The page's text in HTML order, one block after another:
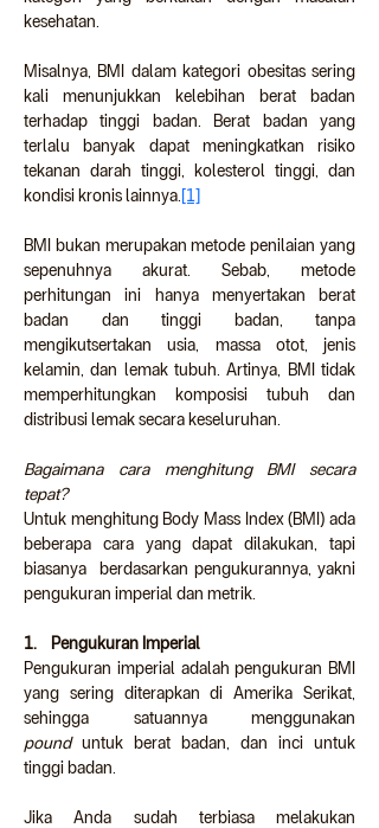
kesehatan.
Misalnya, BMI dalam kategori obesitas sering
kali menunjukkan kelebihan berat badan
terhadap tinggi badan. Berat badan yang
terlalu banyak dapat meningkatkan risiko
tekanan darah tinggi, kolesterol tinggi, dan
kondisi kronis lainnya. [1]
BMI bukan merupakan metode penilaian yang
sepenuhnya akurat. Sebab, metode
perhitungan ini hanya menyertakan berat
badan dan tinggi badan, tanpa
mengikutsertakan usia, massa otot, jenis
kelamin, dan lemak tubuh. Artinya, BMI tidak
memperhitungkan komposisi tubuh dan
distribusi lemak secara keseluruhan.
Bagaimana cara menghitung BMI secara
tepat?
Untuk menghitung Body Mass Index (BMI) ada
beberapa cara yang dapat dilakukan, tapi
biasanya  berdasarkan pengukurannya, yakni
pengukuran imperial dan metrik.
1.    Pengukuran Imperial
Pengukuran imperial adalah pengukuran BMI
yang sering diterapkan di Amerika Serikat,
pound untuk berat badan, dan inci untuk
tinggi badan.
Jika Anda sudah terbiasa melakukan